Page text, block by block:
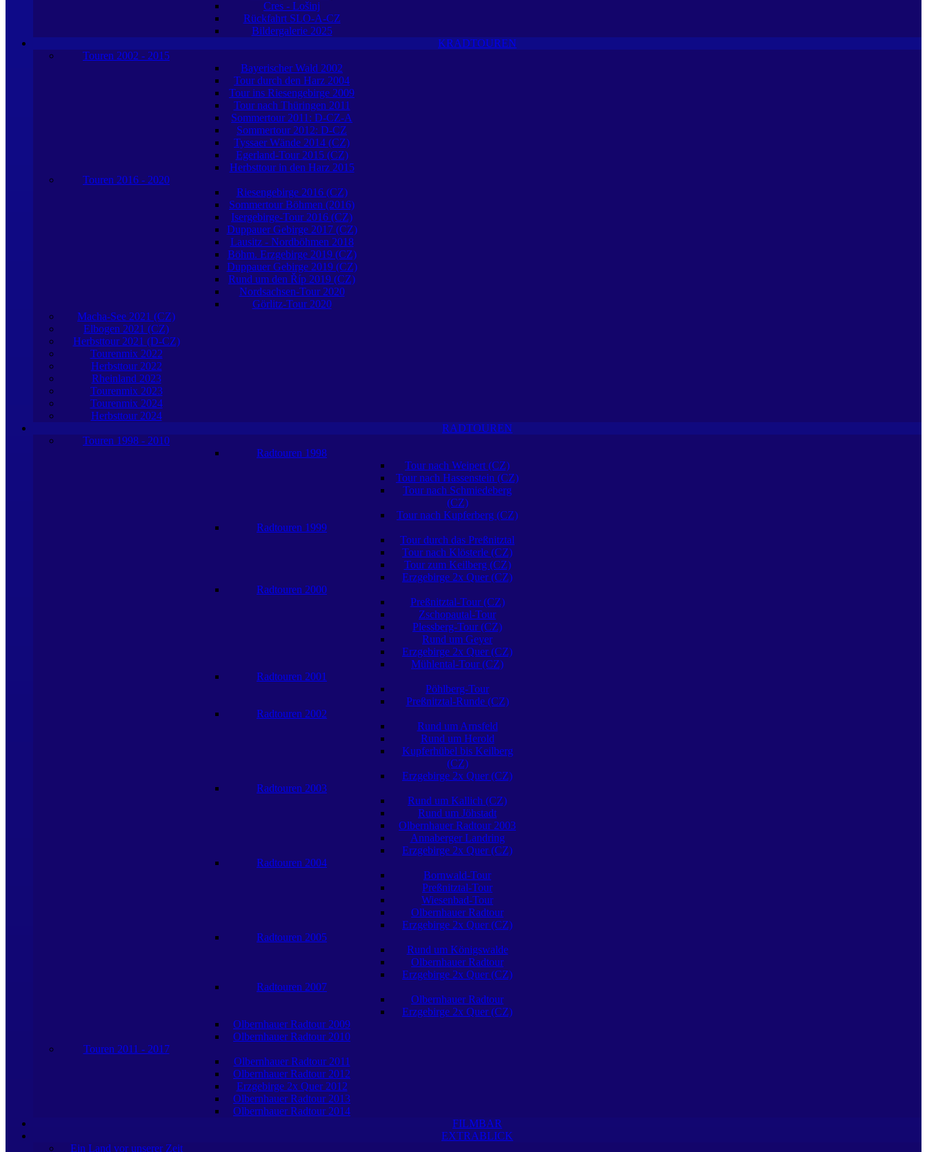
Cres - Lošinj
Rückfahrt SLO-A-CZ
Bildergalerie 2025
KRADTOUREN
Touren 2002 - 2015
Bayerischer Wald 2002
Tour durch den Harz 2004
Tour ins Riesengebirge 2009
Tour nach Thüringen 2011
Sommertour 2011: D-CZ-A
Sommertour 2012: D-CZ
Tyssaer Wände 2014 (CZ)
Egerland-Tour 2015 (CZ)
Herbsttour in den Harz 2015
Touren 2016 - 2020
Riesengebirge 2016 (CZ)
Sommertour Böhmen (2016)
Isergebirge-Tour 2016 (CZ)
Duppauer Gebirge 2017 (CZ)
Lausitz - Nordböhmen 2018
Böhm. Erzgebirge 2019 (CZ)
Duppauer Gebirge 2019 (CZ)
Rund um den Říp 2019 (CZ)
Nordsachsen-Tour 2020
Görlitz-Tour 2020
Macha-See 2021 (CZ)
Elbogen 2021 (CZ)
Herbsttour 2021 (D-CZ)
Tourenmix 2022
Herbsttour 2022
Rheinland 2023
Tourenmix 2023
Tourenmix 2024
Herbsttour 2024
RADTOUREN
Touren 1998 - 2010
Radtouren 1998
Tour nach Weipert (CZ)
Tour nach Hassenstein (CZ)
Tour nach Schmiedeberg
(CZ)
Tour nach Kupferberg (CZ)
Radtouren 1999
Tour durch das Preßnitztal
Tour nach Klösterle (CZ)
Tour zum Keilberg (CZ)
Erzgebirge 2x Quer (CZ)
Radtouren 2000
Preßnitztal-Tour (CZ)
Zschopautal-Tour
Plessberg-Tour (CZ)
Rund um Geyer
Erzgebirge 2x Quer (CZ)
Mühlental-Tour (CZ)
Radtouren 2001
Pöhlberg-Tour
Preßnitztal-Runde (CZ)
Radtouren 2002
Rund um Arnsfeld
Rund um Herold
Kupferhübel bis Keilberg
(CZ)
Erzgebirge 2x Quer (CZ)
Radtouren 2003
Rund um Kallich (CZ)
Rund um Jöhstadt
Olbernhauer Radtour 2003
Annaberger Landring
Erzgebirge 2x Quer (CZ)
Radtouren 2004
Bornwald-Tour
Preßnitztal-Tour
Wiesenbad-Tour
Olbernhauer Radtour
Erzgebirge 2x Quer (CZ)
Radtouren 2005
Rund um Königswalde
Olbernhauer Radtour
Erzgebirge 2x Quer (CZ)
Radtouren 2007
Olbernhauer Radtour
Erzgebirge 2x Quer (CZ)
Olbernhauer Radtour 2009
Olbernhauer Radtour 2010
Touren 2011 - 2017
Olbernhauer Radtour 2011
Olbernhauer Radtour 2012
Erzgebirge 2x Quer 2012
Olbernhauer Radtour 2013
Olbernhauer Radtour 2014
FILMBAR
EXTRABLICK
Ein Land vor unserer Zeit